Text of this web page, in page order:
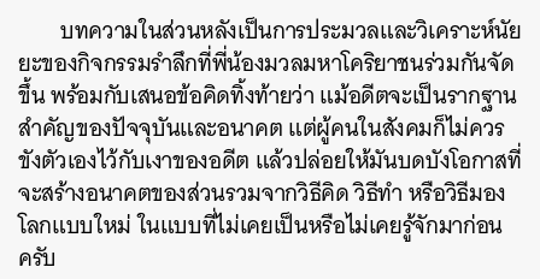
บทความในส่วนหลังเป็นการประมวลและวิเคราะห์นัย
ยะของกิจกรรมรำลึกที่พี่น้องมวลมหาโคริยาชนร่วมกันจัด
ขึ้น พร้อมกับเสนอข้อคิดทิ้งท้ายว่า แม้อดีตจะเป็นรากฐาน
สำคัญของปัจจุบันและอนาคต แต่ผู้คนในสังคมก็ไม่ควร
ขังตัวเองไว้กับเงาของอดีต แล้วปล่อยให้มันบดบังโอกาสที่
จะสร้างอนาคตของส่วนรวมจากวิธีคิด วิธีทำ หรือวิธีมอง
โลกแบบใหม่ ในแบบที่ไม่เคยเป็นหรือไม่เคยรู้จักมาก่อน
ครับ